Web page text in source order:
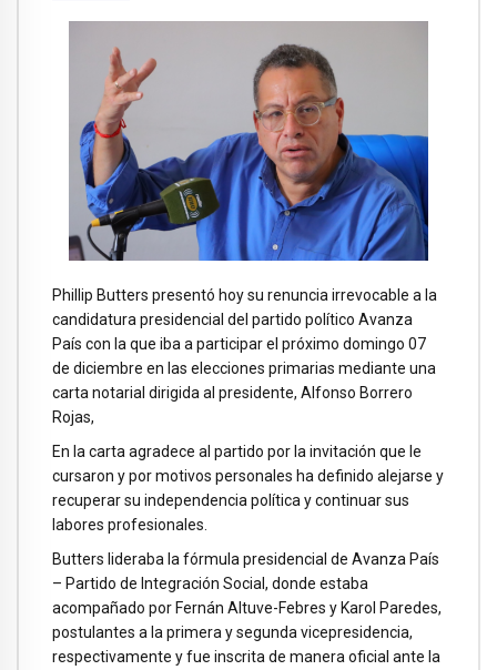
Phillip Butters presentó hoy su renuncia irrevocable a la
candidatura presidencial del partido político Avanza
País con la que iba a participar el próximo domingo 07
de diciembre en las elecciones primarias mediante una
carta notarial dirigida al presidente, Alfonso Borrero
Rojas,
En la carta agradece al partido por la invitación que le
cursaron y por motivos personales ha definido alejarse y
recuperar su independencia política y continuar sus
labores profesionales.
Butters lideraba la fórmula presidencial de Avanza País
– Partido de Integración Social, donde estaba
acompañado por Fernán Altuve-Febres y Karol Paredes,
postulantes a la primera y segunda vicepresidencia,
respectivamente y fue inscrita de manera oficial ante la